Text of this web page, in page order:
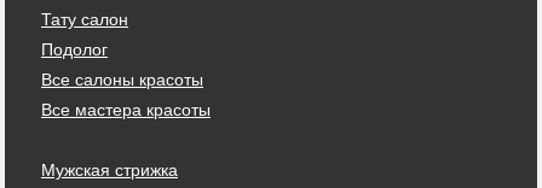
Тату салон
Подолог
Все салоны красоты
Все мастера красоты
Мужская стрижка